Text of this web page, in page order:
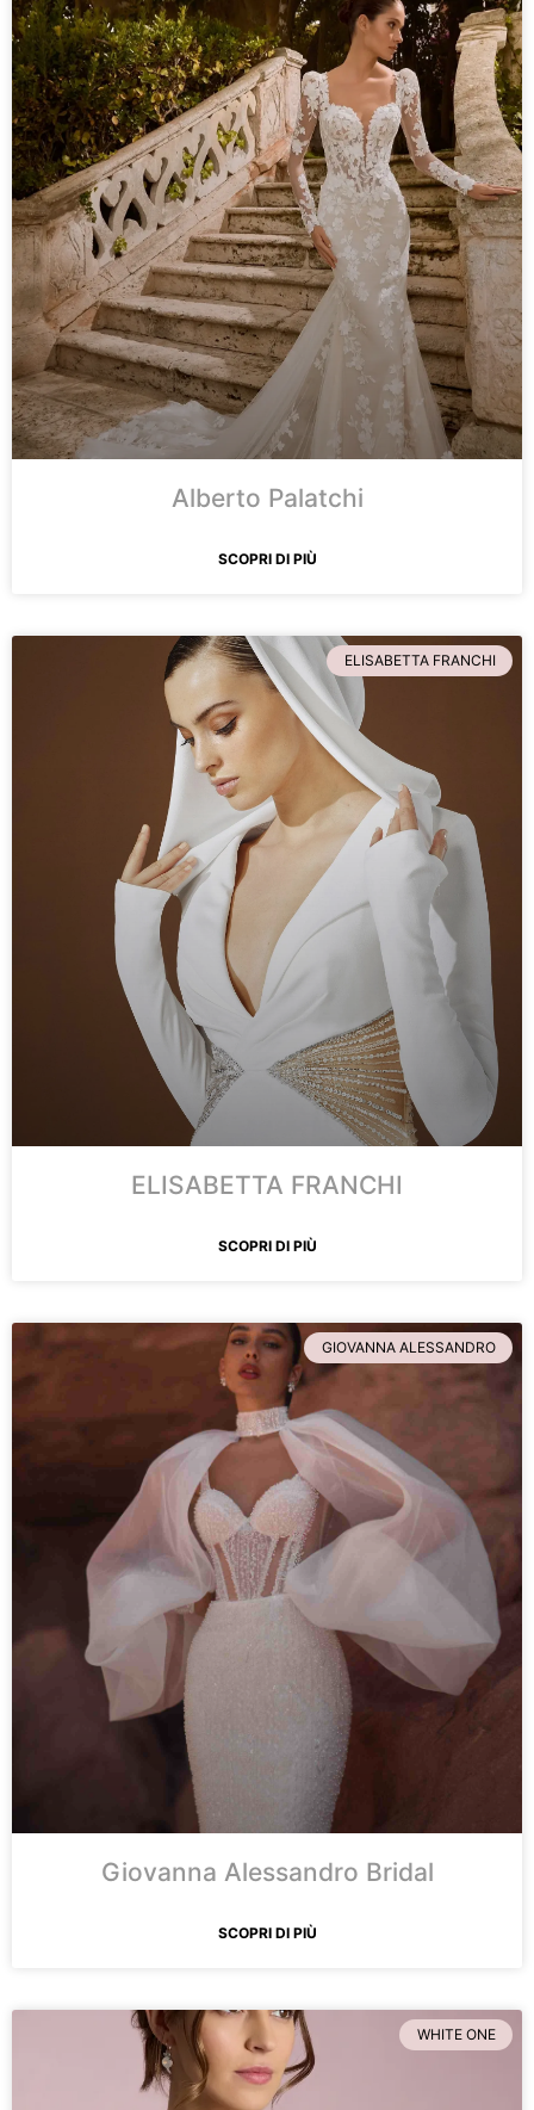
Alberto Palatchi
SCOPRI DI PIÙ
ELISABETTA FRANCHI
ELISABETTA FRANCHI
SCOPRI DI PIÙ
GIOVANNA ALESSANDRO
Giovanna Alessandro Bridal
SCOPRI DI PIÙ
WHITE ONE